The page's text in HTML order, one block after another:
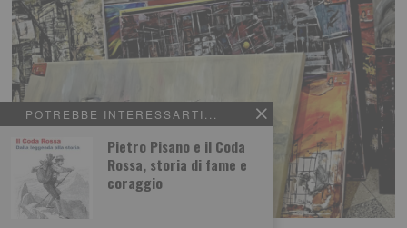
POTREBBE INTERESSARTI...
Pietro Pisano e il Coda
Rossa, storia di fame e
coraggio